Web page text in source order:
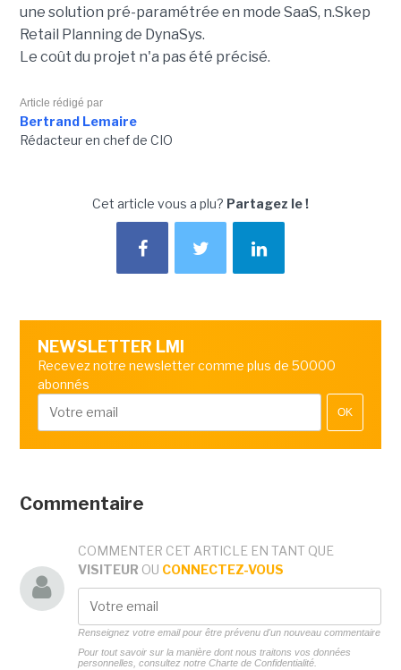
une solution pré-paramétrée en mode SaaS, n.Skep
Retail Planning de DynaSys.
Le coût du projet n'a pas été précisé.
Article rédigé par
Bertrand Lemaire
Rédacteur en chef de CIO
Cet article vous a plu? Partagez le !
NEWSLETTER LMI
Recevez notre newsletter comme plus de 50000
abonnés
OK
Commentaire
COMMENTER CET ARTICLE EN TANT QUE
VISITEUR OU CONNECTEZ-VOUS
Renseignez votre email pour être prévenu d'un nouveau commentaire
Pour tout savoir sur la manière dont nous traitons vos données
personnelles, consultez notre Charte de Confidentialité.